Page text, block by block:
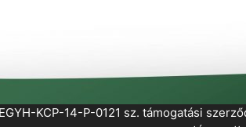
KCP-14-P-0121 sz. támogatási